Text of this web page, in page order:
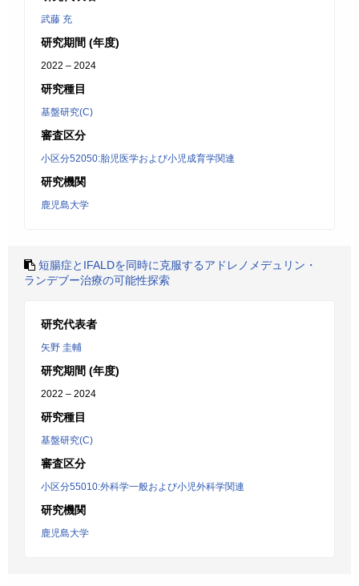
武藤 充
研究期間 (年度)
2022 – 2024
研究種目
基盤研究(C)
審査区分
小区分52050:胎児医学および小児成育学関連
研究機関
鹿児島大学
短腸症とIFALDを同時に克服するアドレノメデュリン・
ランデブー治療の可能性探索
研究代表者
矢野 圭輔
研究期間 (年度)
2022 – 2024
研究種目
基盤研究(C)
審査区分
小区分55010:外科学一般および小児外科学関連
研究機関
鹿児島大学